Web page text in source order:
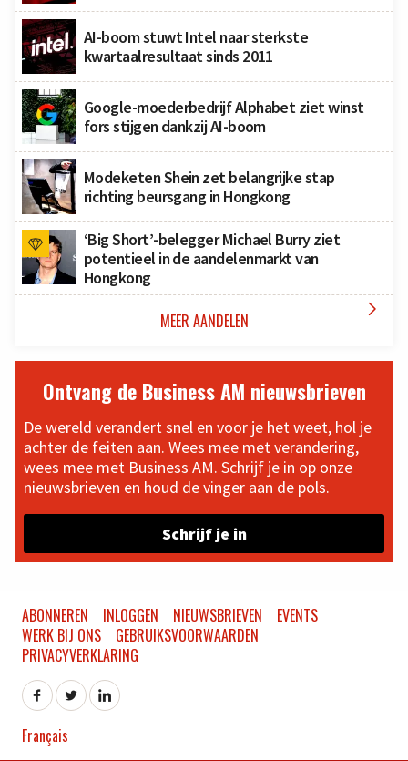
AI-boom stuwt Intel naar sterkste
kwartaalresultaat sinds 2011
Google-moederbedrijf Alphabet ziet winst
fors stijgen dankzij AI-boom
Modeketen Shein zet belangrijke stap
richting beursgang in Hongkong
‘Big Short’-belegger Michael Burry ziet
potentieel in de aandelenmarkt van
Hongkong
MEER AANDELEN 
Ontvang de Business AM nieuwsbrieven
De wereld verandert snel en voor je het weet, hol je
achter de feiten aan. Wees mee met verandering,
wees mee met Business AM. Schrijf je in op onze
nieuwsbrieven en houd de vinger aan de pols.
Schrijf je in
ABONNEREN INLOGGEN NIEUWSBRIEVEN
EVENTS
WERK BIJ ONS
GEBRUIKSVOORWAARDEN
PRIVACYVERKLARING
Français